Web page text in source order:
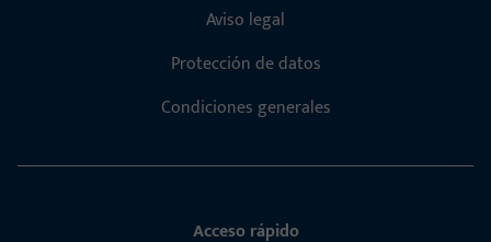
Aviso legal
Protección de datos
Condiciones generales
Acceso rápido